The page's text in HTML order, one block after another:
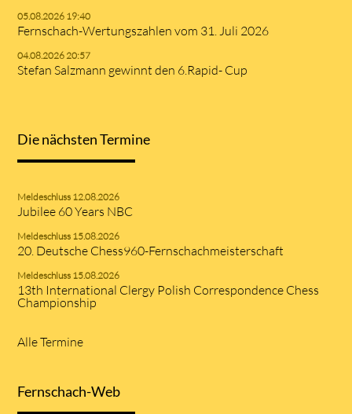
05.08.2026 19:40
Fernschach-Wertungszahlen vom 31. Juli 2026
04.08.2026 20:57
Stefan Salzmann gewinnt den 6.Rapid- Cup
Die nächsten Termine
Meldeschluss 12.08.2026
Jubilee 60 Years NBC
Meldeschluss 15.08.2026
20. Deutsche Chess960-Fernschachmeisterschaft
Meldeschluss 15.08.2026
13th International Clergy Polish Correspondence Chess
Championship
Alle Termine
Fernschach-Web